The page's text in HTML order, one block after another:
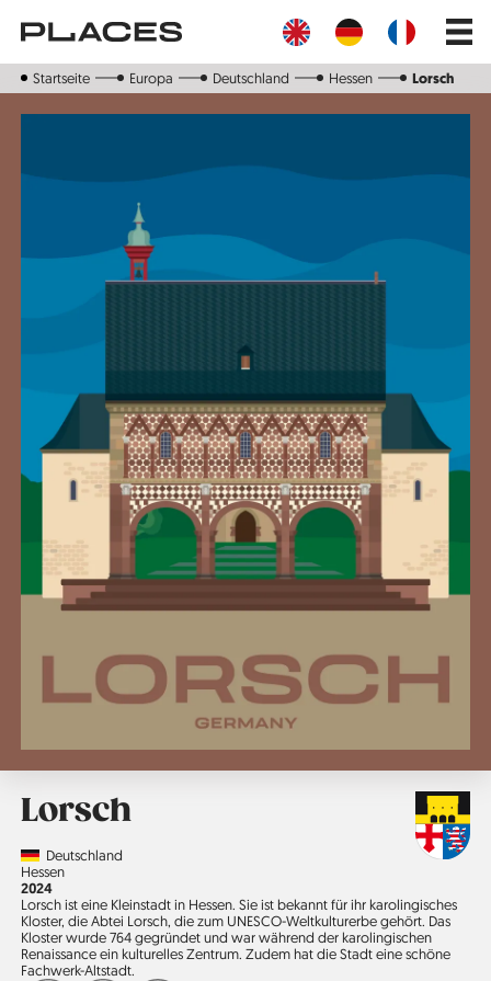
zum
Inhalt
Main
Startseite Europa Deutschland Hessen Lorsch
Lorsch
CountryDeutschland
Region
Hessen
Jahr
2024
Lorsch ist eine Kleinstadt in Hessen. Sie ist bekannt für ihr karolingisches
Kloster, die Abtei Lorsch, die zum UNESCO-Weltkultur­erbe gehört. Das
Kloster wurde 764 gegründet und war während der karolingischen
Renaissance ein kulturelles Zentrum. Zudem hat die Stadt eine schöne
Fachwerk-Altstadt.